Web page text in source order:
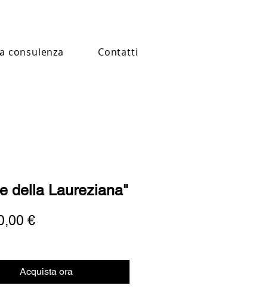
consulenza Contatti
della Laureziana"
€Prezzo
Acquista ora